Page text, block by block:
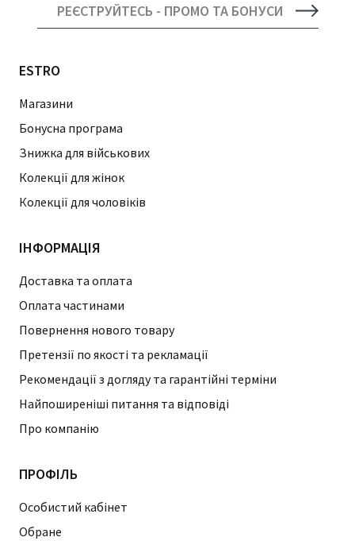
РЕЄСТРУЙТЕСЬ - ПРОМО ТА БОНУСИ
ESTRO
Магазини
Бонусна програма
Знижка для військових
Колекції для жінок
Колекції для чоловіків
ІНФОРМАЦІЯ
Доставка та оплата
Оплата частинами
Повернення нового товару
Претензії по якості та рекламації
Рекомендації з догляду та гарантійні терміни
Найпоширеніші питання та відповіді
Про компанію
ПРОФІЛЬ
Особистий кабінет
Обране